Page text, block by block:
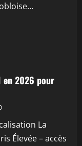
en 2026 pour
La
Élevée – accès